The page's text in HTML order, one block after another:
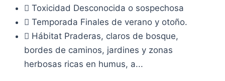
Toxicidad Desconocida o sospechosa
Temporada Finales de verano y otoño.
Hábitat Praderas, claros de bosque,
bordes de caminos, jardines y zonas
herbosas ricas en humus, a...